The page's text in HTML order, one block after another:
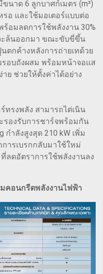
นาด 6 ลูกบาศก์เมตร (m³)
อ และใช้มอเตอร์แบบต่อ
อมลดการใช้พลังงาน 30%
ะล้นออกมา ขณะขับขี่ขึ้น
กค้างหลังการถ่ายเทด้วย
อบถังผสม พร้อมหน้าจอแส
ย ช่วยให้ตั้งค่าได้อย่าง
ทรงพลัง สามารถไต่เนิน
รองรับการชาร์จพร้อมกัน
กำลังสูงสุด 210 kW เพิ่ม
ารเบรกกลับมาใช้ใหม่
ที่ลดอัตราการใช้พลังงานลง
มคอนกรีตพลังงานไฟฟ้า